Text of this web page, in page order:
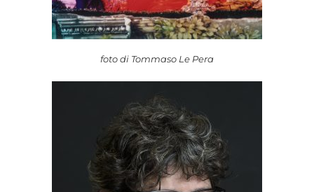
foto di Tommaso Le Pera